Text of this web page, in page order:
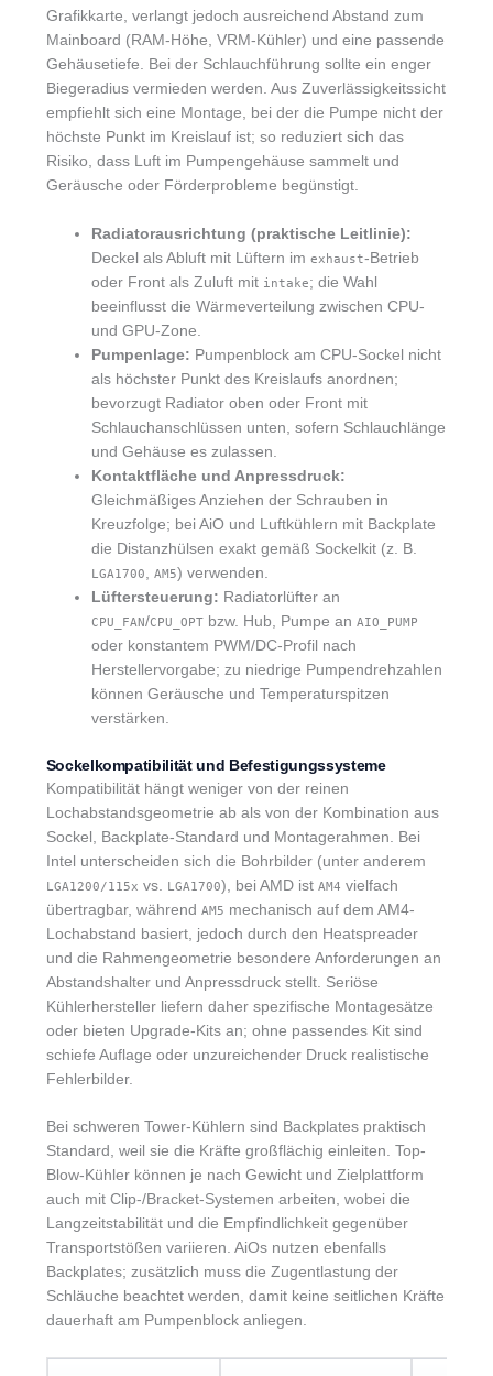
Grafikkarte, verlangt jedoch ausreichend Abstand zum
Mainboard (RAM-Höhe, VRM-Kühler) und eine passende
Gehäusetiefe. Bei der Schlauchführung sollte ein enger
Biegeradius vermieden werden. Aus Zuverlässigkeitssicht
empfiehlt sich eine Montage, bei der die Pumpe nicht der
höchste Punkt im Kreislauf ist; so reduziert sich das
Risiko, dass Luft im Pumpengehäuse sammelt und
Geräusche oder Förderprobleme begünstigt.
Radiatorausrichtung (praktische Leitlinie):
Deckel als Abluft mit Lüftern im exhaust-Betrieb
oder Front als Zuluft mit intake; die Wahl
beeinflusst die Wärmeverteilung zwischen CPU-
und GPU-Zone.
Pumpenlage: Pumpenblock am CPU-Sockel nicht
als höchster Punkt des Kreislaufs anordnen;
bevorzugt Radiator oben oder Front mit
Schlauchanschlüssen unten, sofern Schlauchlänge
und Gehäuse es zulassen.
Kontaktfläche und Anpressdruck:
Gleichmäßiges Anziehen der Schrauben in
Kreuzfolge; bei AiO und Luftkühlern mit Backplate
die Distanzhülsen exakt gemäß Sockelkit (z. B.
LGA1700, AM5) verwenden.
Lüftersteuerung: Radiatorlüfter an
CPU_FAN/CPU_OPTbzw. Hub, Pumpe an AIO_PUMP
oder konstantem PWM/DC-Profil nach
Herstellervorgabe; zu niedrige Pumpendrehzahlen
können Geräusche und Temperaturspitzen
verstärken.
Sockelkompatibilität und Befestigungssysteme
Kompatibilität hängt weniger von der reinen
Lochabstandsgeometrie ab als von der Kombination aus
Sockel, Backplate-Standard und Montagerahmen. Bei
Intel unterscheiden sich die Bohrbilder (unter anderem
LGA1200/115x vs. LGA1700), bei AMD ist AM4 vielfach
übertragbar, während AM5 mechanisch auf dem AM4-
Lochabstand basiert, jedoch durch den Heatspreader
und die Rahmengeometrie besondere Anforderungen an
Abstandshalter und Anpressdruck stellt. Seriöse
Kühlerhersteller liefern daher spezifische Montagesätze
oder bieten Upgrade-Kits an; ohne passendes Kit sind
schiefe Auflage oder unzureichender Druck realistische
Fehlerbilder.
Bei schweren Tower-Kühlern sind Backplates praktisch
Standard, weil sie die Kräfte großflächig einleiten. Top-
Blow-Kühler können je nach Gewicht und Zielplattform
auch mit Clip-/Bracket-Systemen arbeiten, wobei die
Langzeitstabilität und die Empfindlichkeit gegenüber
Transportstößen variieren. AiOs nutzen ebenfalls
Backplates; zusätzlich muss die Zugentlastung der
Schläuche beachtet werden, damit keine seitlichen Kräfte
dauerhaft am Pumpenblock anliegen.